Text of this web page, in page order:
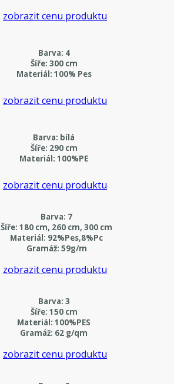
zobrazit cenu produktu
Barva: 4
Šíře: 300 cm
Materiál: 100% Pes
zobrazit cenu produktu
Barva: bílá
Šíře: 290 cm
Materiál: 100%PE
zobrazit cenu produktu
Barva: 7
Šíře: 180 cm, 260 cm, 300 cm
Materiál: 92%Pes,8%Pc
Gramáž: 59g/m
zobrazit cenu produktu
Barva: 3
Šíře: 150 cm
Materiál: 100%PES
Gramáž: 62 g/qm
zobrazit cenu produktu